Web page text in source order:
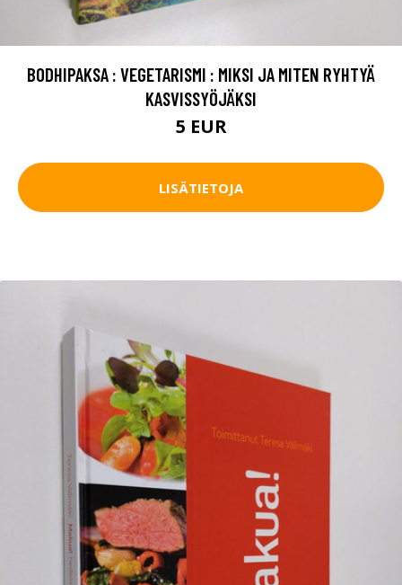
BODHIPAKSA : VEGETARISMI : MIKSI JA MITEN RYHTYÄ
KASVISSYÖJÄKSI
5 EUR
LISÄTIETOJA